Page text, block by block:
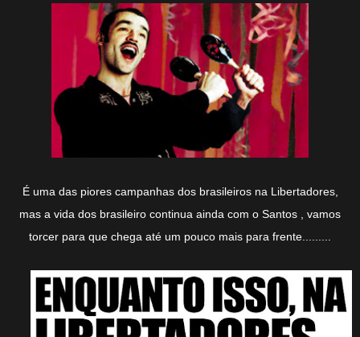
É uma das piores campanhas dos brasileiros na Libertadores,
mas a vida dos brasileiro continua ainda com o Santos , vamos
torcer para que chega até um pouco mais para frente.........